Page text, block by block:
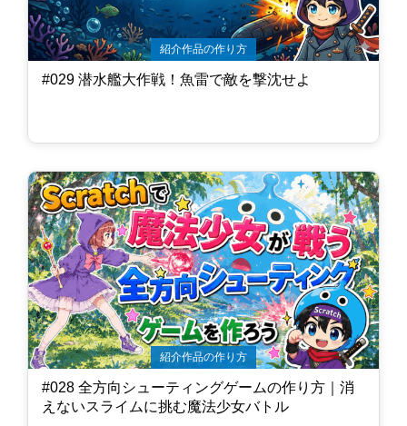
紹介作品の作り方
#029 潜水艦大作戦！魚雷で敵を撃沈せよ
紹介作品の作り方
#028 全方向シューティングゲームの作り方｜消
えないスライムに挑む魔法少女バトル